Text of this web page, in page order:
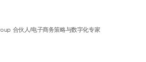
合伙人/电子商务策略与数字化专家